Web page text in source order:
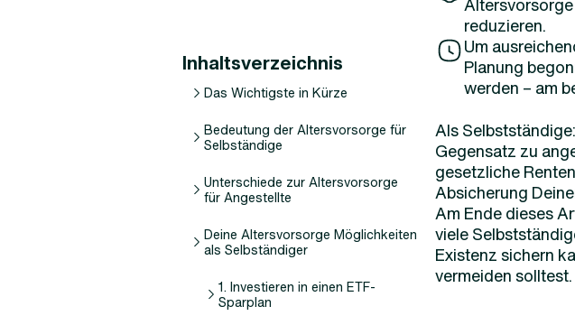
Inhaltsverzeichnis
Das Wichtigste in Kürze
Bedeutung der Altersvorsorge für
Selbständige
Unterschiede zur Altersvorsorge
für Angestellte
Deine Altersvorsorge Möglichkeiten
als Selbständiger
1. Investieren in einen ETF-
Sparplan
reduzieren.
Um
Planung
werden – am
Als
Gegensatz zu
gesetzliche
Absicherung
Am Ende dieses
viele
Existenz sichern
vermeiden solltest.